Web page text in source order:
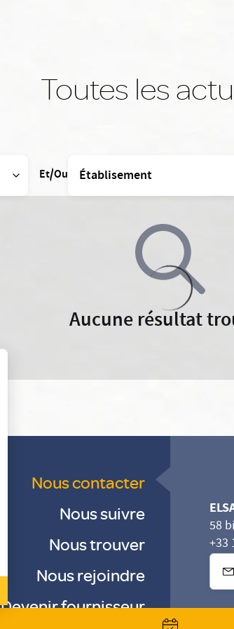
Toutes les
Et/Ou
Aucune résultat
Nous contacter
Nous suivre
Nous trouver
Nous rejoindre
Devenir fournisseur
58
+33